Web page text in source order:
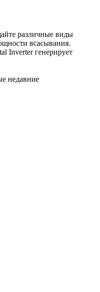
различные виды
всасывания.
Inverter генерирует
недавние